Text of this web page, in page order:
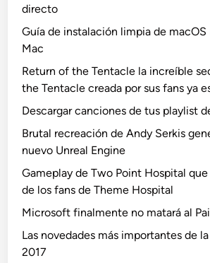
directo
Guía de instalación limpia de
Mac
Return of the Tentacle la increíble
the Tentacle creada por sus fans ya
Descargar canciones de tus playlist
Brutal recreación de Andy Serkis
nuevo Unreal Engine
Gameplay de Two Point Hospital que
de los fans de Theme Hospital
Microsoft finalmente no matará al
Las novedades más importantes de
2017